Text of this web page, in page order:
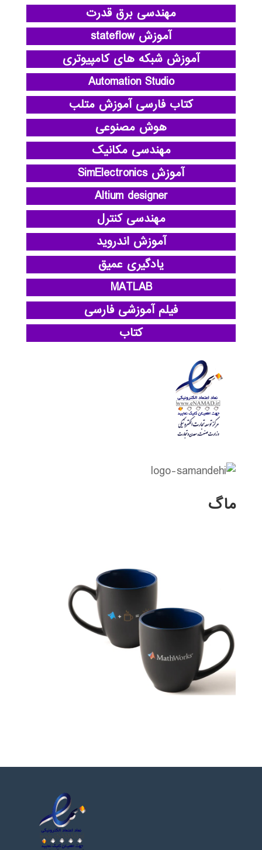
مهندسی برق قدرت
آموزش stateflow
آموزش شبکه های کامپیوتری
Automation Studio
کتاب فارسی آموزش متلب
هوش مصنوعی
مهندسی مکانیک
آموزش SimElectronics
Altium designer
مهندسی کنترل
آموزش اندروید
یادگیری عمیق
MATLAB
فیلم آموزشی فارسی
کتاب
ماگ